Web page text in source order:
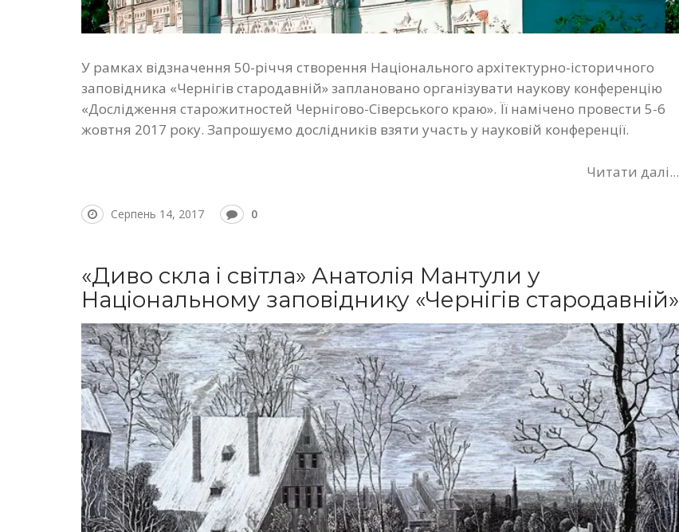
У рамках відзначення 50-річчя створення Національного архітектурно-історичного
заповідника «Чернігів стародавній» заплановано організувати наукову конференцію
«Дослідження старожитностей Чернігово-Сіверського краю». Її намічено провести 5-6
жовтня 2017 року. Запрошуємо дослідників взяти участь у науковій конференції.
Читати далі...
Серпень 14, 2017 0
«Диво скла і світла» Анатолія Мантули у
Національному заповіднику «Чернігів стародавній»